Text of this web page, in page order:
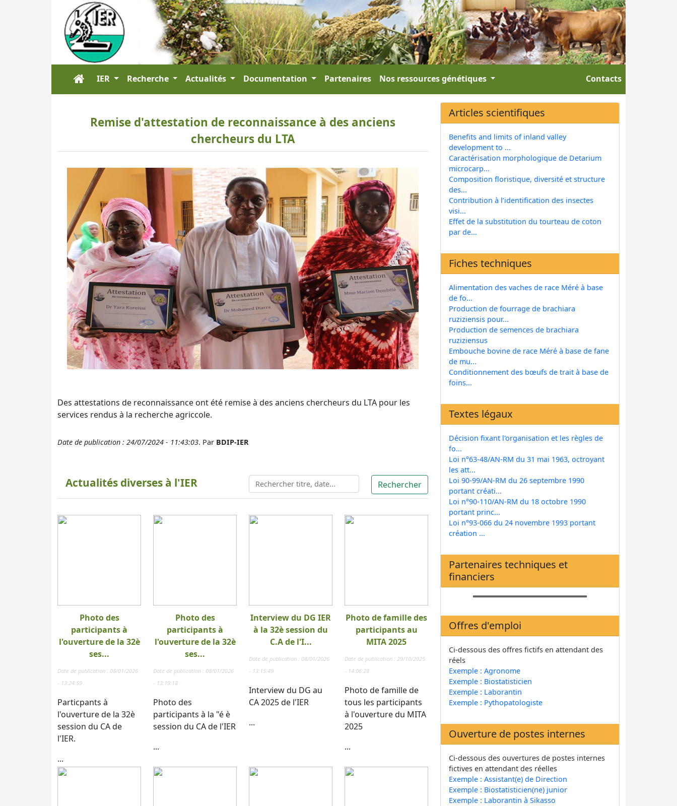
IER Recherche Actualités Documentation Partenaires Nos ressources génétiques Contacts
Remise d'attestation de reconnaissance à des anciens
chercheurs du LTA
Des attestations de reconnaissance ont été remise à des anciens chercheurs du LTA pour les
services rendus à la recherche agriccole.
Date de publication : 24/07/2024 - 11:43:03. Par BDIP-IER
Actualités diverses à l'IER
Photo des
participants à
l'ouverture de la 32è
ses...
Date de publication : 08/01/2026
- 13:24:59
Particpants à
l'ouverture de la 32è
session du CA de
l'IER.
...
Photo des
participants à
l'ouverture de la 32è
ses...
Date de publication : 08/01/2026
- 13:19:18
Photo des
participants à la "é è
session du CA de l'IER
...
Interview du DG IER
à la 32è session du
C.A de l'I...
Date de publication : 08/01/2026
- 13:15:49
Interview du DG au
CA 2025 de l'IER
...
Photo de famille des
participants au
MITA 2025
Date de publication : 29/10/2025
- 14:06:28
Photo de famille de
tous les participants
à l'ouverture du MITA
2025
...
Articles scientifiques
Benefits and limits of inland valley
development to ...
Caractérisation morphologique de Detarium
microcarp...
Composition floristique, diversité et structure
des...
Contribution à l’identification des insectes
visi...
Effet de la substitution du tourteau de coton
par de...
Fiches techniques
Alimentation des vaches de race Méré à base
de fo...
Production de fourrage de brachiara
ruziziensis pour...
Production de semences de brachiara
ruziziensus
Embouche bovine de race Méré à base de fane
de mu...
Conditionnement des bœufs de trait à base de
foins...
Textes légaux
Décision fixant l'organisation et les règles de
fo...
Loi n°63-48/AN-RM du 31 mai 1963, octroyant
les att...
Loi 90-99/AN-RM du 26 septembre 1990
portant créati...
Loi n°90-110/AN-RM du 18 octobre 1990
portant princ...
Loi n°93-066 du 24 novembre 1993 portant
création ...
Partenaires techniques et
financiers
Coopération
Luxembourgeoise au Mali
Offres d'emploi
Ci-dessous des offres fictifs en attendant des
réels
Exemple : Agronome
Exemple : Biostatisticien
Exemple : Laborantin
Exemple : Pythopatologiste
Ouverture de postes internes
Ci-dessous des ouvertures de postes internes
fictives en attendant des réelles
Exemple : Assistant(e) de Direction
Exemple : Biostatisticien(ne) junior
Exemple : Laborantin à Sikasso